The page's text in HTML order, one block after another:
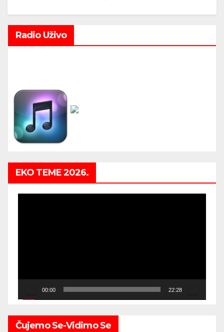
Radio Uživo
EKO TEME 2026.
00:00 22:28
Čujemo Se-Vidimo Se